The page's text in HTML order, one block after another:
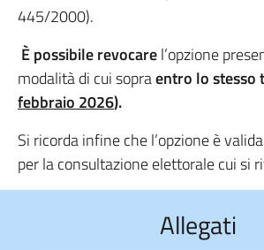
445/2000).
È possibile revocarel’opzione
modalità di cui sopraentro lo stesso
febbraio 2026).
Si ricorda infine che l’opzione è valida
per la consultazione elettorale cui si
Allegati